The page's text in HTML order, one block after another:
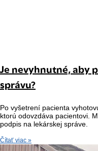
Je nevyhnutné, aby
správu?
Po vyšetrení pacienta
ktorú odovzdáva pacientovi.
podpis na lekárskej správe.
Čítať viac »